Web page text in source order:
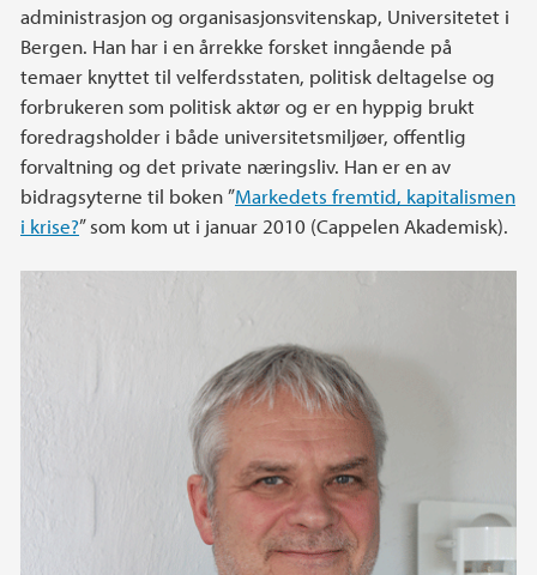
administrasjon og organisasjonsvitenskap, Universitetet i
Bergen. Han har i en årrekke forsket inngående på
temaer knyttet til velferdsstaten, politisk deltagelse og
forbrukeren som politisk aktør og er en hyppig brukt
foredragsholder i både universitetsmiljøer, offentlig
forvaltning og det private næringsliv. Han er en av
bidragsyterne til boken ”Markedets fremtid, kapitalismen
i krise?” som kom ut i januar 2010 (Cappelen Akademisk).